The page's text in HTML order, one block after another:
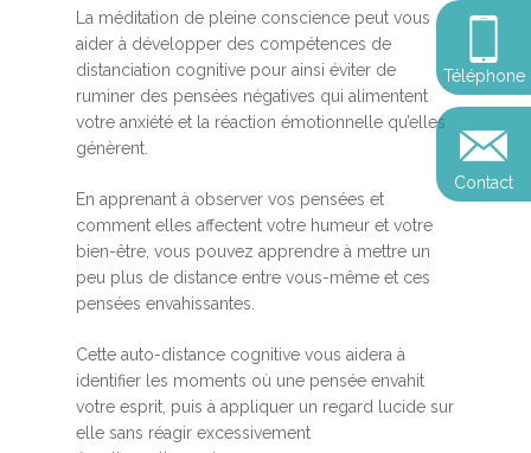
La méditation de pleine conscience peut vous
aider à développer des compétences de
distanciation cognitive pour ainsi éviter de
ruminer des pensées négatives qui alimentent
votre anxiété et la réaction émotionnelle qu’elles
génèrent.
En apprenant à observer vos pensées et
comment elles affectent votre humeur et votre
bien-être, vous pouvez apprendre à mettre un
peu plus de distance entre vous-même et ces
pensées envahissantes.
Cette auto-distance cognitive vous aidera à
identifier les moments où une pensée envahit
votre esprit, puis à appliquer un regard lucide sur
elle sans réagir excessivement
Téléphone
Contact
Calendrier
Devenir praticien en
de pleine conscience
Révelez votre
votre impact
Conférences
personnel
Révelez votre
votre impact
Reconversion et
professionnelle
Explorer
et découvrir
Sandrine
Presse et médias
Témoignages
Contact